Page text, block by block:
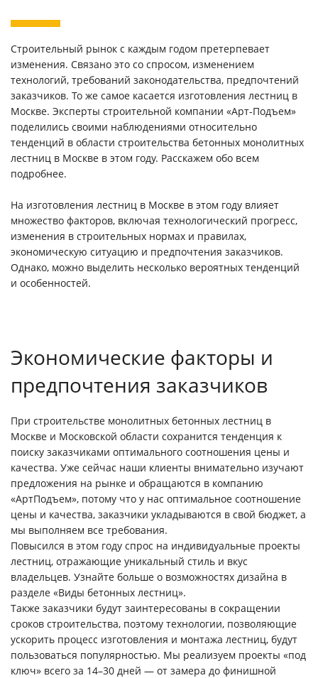
Строительный рынок с каждым годом претерпевает
изменения. Связано это со спросом, изменением
технологий, требований законодательства, предпочтений
заказчиков. То же самое касается изготовления лестниц в
Москве. Эксперты строительной компании «Арт-Подъем»
поделились своими наблюдениями относительно
тенденций в области строительства бетонных монолитных
лестниц в Москве в этом году. Расскажем обо всем
подробнее.
На изготовления лестниц в Москве в этом году влияет
множество факторов, включая технологический прогресс,
изменения в строительных нормах и правилах,
экономическую ситуацию и предпочтения заказчиков.
Однако, можно выделить несколько вероятных тенденций
и особенностей.
Экономические факторы и
предпочтения заказчиков
При строительстве монолитных бетонных лестниц в
Москве и Московской области сохранится тенденция к
поиску заказчиками оптимального соотношения цены и
качества. Уже сейчас наши клиенты внимательно изучают
предложения на рынке и обращаются в компанию
«АртПодъем», потому что у нас оптимальное соотношение
цены и качества, заказчики укладываются в свой бюджет, а
мы выполняем все требования.
Повысился в этом году спрос на индивидуальные проекты
лестниц, отражающие уникальный стиль и вкус
владельцев. Узнайте больше о возможностях дизайна в
разделе «Виды бетонных лестниц».
Также заказчики будут заинтересованы в сокращении
сроков строительства, поэтому технологии, позволяющие
ускорить процесс изготовления и монтажа лестниц, будут
пользоваться популярностью. Мы реализуем проекты «под
ключ» всего за 14–30 дней — от замера до финишной